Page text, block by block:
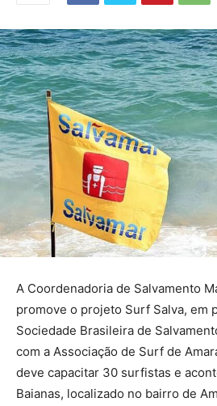
A Coordenadoria de Salvamento
promove o projeto Surf Salva, em
Sociedade Brasileira de
com a Associação de Surf de
deve capacitar 30 surfistas e
Baianas, localizado no bairro de